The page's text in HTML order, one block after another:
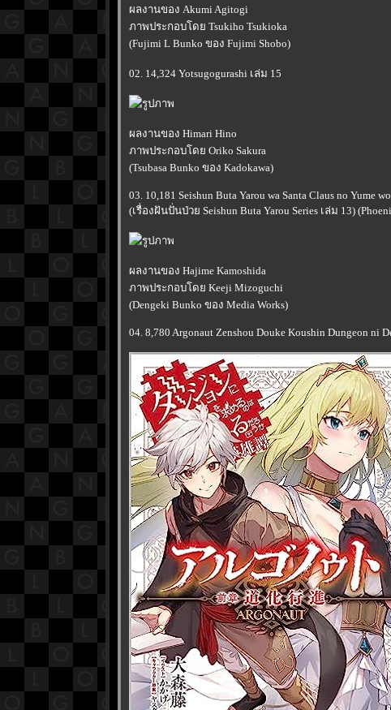
ผลงานของ Akumi Agitogi
ภาพประกอบโดย Tsukiho Tsukioka
(Fujimi L Bunko ของ Fujimi Shobo)
02. 14,324 Yotsugogurashi เล่ม 15
ผลงานของ Himari Hino
ภาพประกอบโดย Oriko Sakura
(Tsubasa Bunko ของ Kadokawa)
03. 10,181 Seishun Buta Yarou wa Santa Claus no Yume
(เรื่องฝันปั่นป่วย Seishun Buta Yarou Series เล่ม 13)
ผลงานของ Hajime Kamoshida
ภาพประกอบโดย Keeji Mizoguchi
(Dengeki Bunko ของ Media Works)
04. 8,780 Argonaut Zenshou Douke Koushin Dungeon ni